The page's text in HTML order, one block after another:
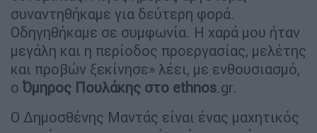
συναντηθήκαμε για δεύτερη φορά.
Οδηγηθήκαμε σε συμφωνία. Η χαρά μου ήταν
μεγάλη και η περίοδος προεργασίας, μελέτης
και προβών ξεκίνησε» λέει, με ενθουσιασμό,
ο Όμηρος Πουλάκης στο ethnos.gr.
Ο Δημοσθένης Μαντάς είναι ένας μαχητικός